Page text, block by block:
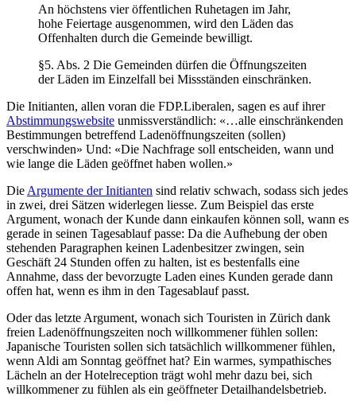
An höchstens vier öffentlichen Ruhetagen im Jahr,
hohe Feiertage ausgenommen, wird den Läden das
Offenhalten durch die Gemeinde bewilligt.
§5. Abs. 2 Die Gemeinden dürfen die Öffnungszeiten
der Läden im Einzelfall bei Missständen einschränken.
Die Initianten, allen voran die FDP.Liberalen, sagen es auf ihrer
Abstimmungswebsite unmissverständlich: «…alle einschränkenden
Bestimmungen betreffend Ladenöffnungszeiten (sollen)
verschwinden» Und: «Die Nachfrage soll entscheiden, wann und
wie lange die Läden geöffnet haben wollen.»
Die Argumente der Initianten sind relativ schwach, sodass sich jedes
in zwei, drei Sätzen widerlegen liesse. Zum Beispiel das erste
Argument, wonach der Kunde dann einkaufen können soll, wann es
gerade in seinen Tagesablauf passe: Da die Aufhebung der oben
stehenden Paragraphen keinen Ladenbesitzer zwingen, sein
Geschäft 24 Stunden offen zu halten, ist es bestenfalls eine
Annahme, dass der bevorzugte Laden eines Kunden gerade dann
offen hat, wenn es ihm in den Tagesablauf passt.
Oder das letzte Argument, wonach sich Touristen in Zürich dank
freien Ladenöffnungszeiten noch willkommener fühlen sollen:
Japanische Touristen sollen sich tatsächlich willkommener fühlen,
wenn Aldi am Sonntag geöffnet hat? Ein warmes, sympathisches
Lächeln an der Hotelreception trägt wohl mehr dazu bei, sich
willkommener zu fühlen als ein geöffneter Detailhandelsbetrieb.